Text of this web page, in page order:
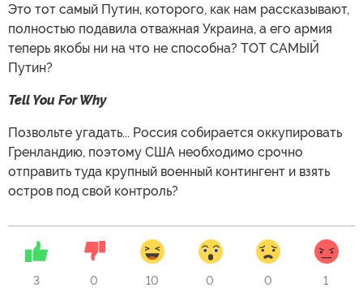
Это тот самый Путин, которого, как нам рассказывают,
полностью подавила отважная Украина, а его армия
теперь якобы ни на что не способна? ТОТ САМЫЙ
Путин?
Tell You For Why
Позвольте угадать... Россия собирается оккупировать
Гренландию, поэтому США необходимо срочно
отправить туда крупный военный контингент и взять
остров под свой контроль?
3 0 10 0 0 1